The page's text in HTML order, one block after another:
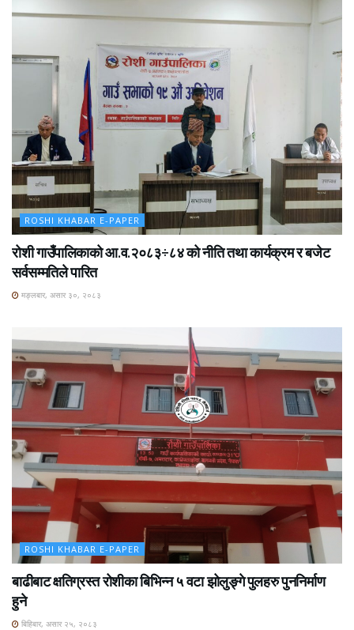
ROSHI KHABAR E-PAPER
रोशी गाउँपालिकाको आ.व.२०८३÷८४ को नीति तथा कार्यक्रम र बजेट
सर्वसम्मतिले पारित
मङ्लबार, असार ३०, २०८३
ROSHI KHABAR E-PAPER
बाढीबाट क्षतिग्रस्त रोशीका बिभिन्न ५ वटा झोलुङ्गे पुलहरु पुननिर्माण
हुने
बिहिबार, असार २५, २०८३